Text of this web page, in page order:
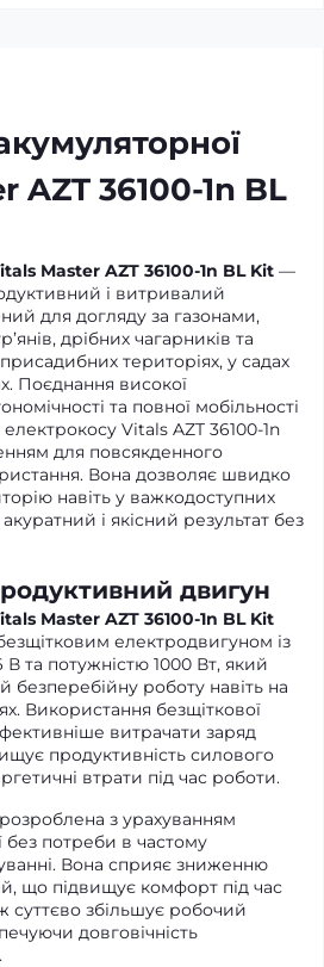
AZT 36100-1n BL
Master AZT 36100-1n BL Kit —
і витривалий
для догляду за газонами,
дрібних чагарників та
територіях, у садах
Поєднання високої
та повної мобільності
Vitals AZT 36100-1n
для повсякденного
Вона дозволяє швидко
навіть у важкодоступних
і якісний результат без
двигун
Master AZT 36100-1n BL Kit
електродвигуном із
та потужністю 1000 Вт, який
безперебійну роботу навіть на
Використання безщіткової
витрачати заряд
продуктивність силового
втрати під час роботи.
з урахуванням
без потреби в частому
Вона сприяє зниженню
що підвищує комфорт під час
суттєво збільшує робочий
довговічність